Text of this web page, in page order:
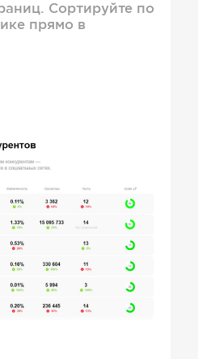
Сортируйте по
прямо в